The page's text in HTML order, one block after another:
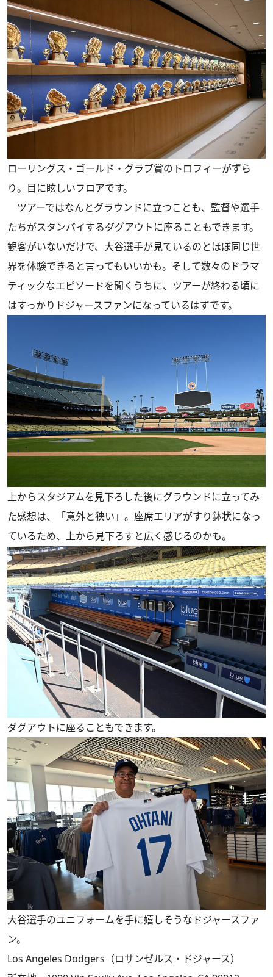
ローリングス・ゴールド・グラブ賞のトロフィーがずら
り。目に眩しいフロアです。
ツアーではなんとグラウンドに立つことも、監督や選手
たちがスタンバイするダグアウトに座ることもできます。
観客がいないだけで、大谷選手が見ているのとほぼ同じ世
界を体験できると言ってもいいかも。そして数々のドラマ
ティックなエピソードを聞くうちに、ツアーが終わる頃に
はすっかりドジャースファンになっているはずです。
上からスタジアムを見下ろした後にグラウンドに立ってみ
た感想は、「意外と狭い」。座席エリアがすり鉢状になっ
ているため、上から見下ろすと広く感じるのかも。
ダグアウトに座ることもできます。
大谷選手のユニフォームを手に嬉しそうなドジャースファ
ン。
Los Angeles Dodgers（ロサンゼルス・ドジャース）